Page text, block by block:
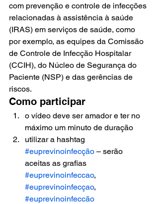
com prevenção e controle de infecções
relacionadas à assistência à saúde
(IRAS) em serviços de saúde, como
por exemplo, as equipes da Comissão
de Controle de Infecção Hospitalar
(CCIH), do Núcleo de Segurança do
Paciente (NSP) e das gerências de
riscos.
Como participar
o vídeo deve ser amador e ter no
máximo um minuto de duração
utilizar a hashtag
#euprevinoinfecção – serão
aceitas as grafias
#euprevinoinfeccao,
#euprevinoinfecçao,
#euprevinoinfeccão